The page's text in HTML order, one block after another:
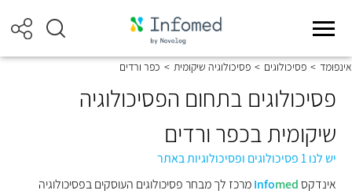
אינפומד > פסיכולוגים > פסיכולוגיה שיקומית > כפר ורדים
פסיכולוגים בתחום הפסיכולוגיה
שיקומית בכפר ורדים
יש לנו 1 פסיכולוגים ופסיכולוגיות באתר
אינדקס
Infomed
מרכז לך מבחר פסיכולוגים העוסקים בפסיכולוגיה